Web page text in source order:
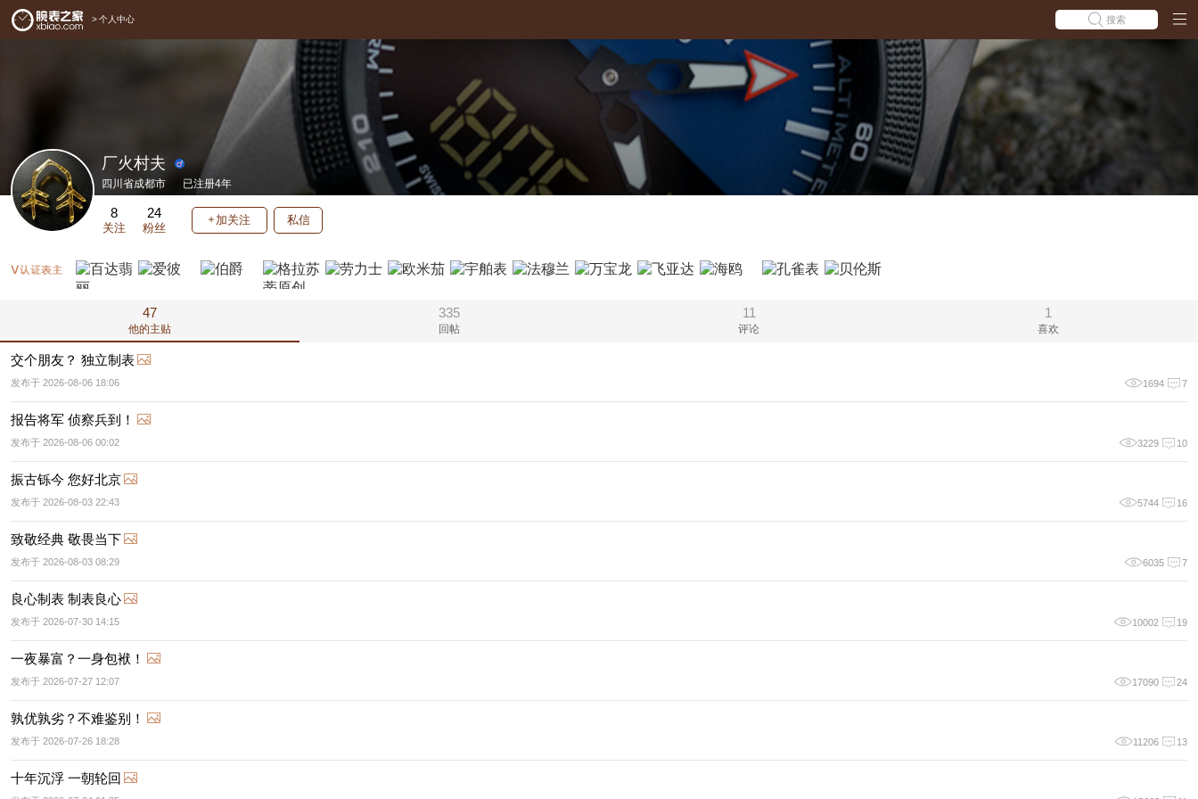
> 个人中心 搜索
厂火村夫
四川省成都市 已注册4年
8
关注
24
粉丝
加关注 私信
47
他的主贴
335
回帖
11
评论
1
喜欢
交个朋友？ 独立制表
发布于 2026-08-06 18:06 1694 7
报告将军 侦察兵到！
发布于 2026-08-06 00:02 3229 10
振古铄今 您好北京
发布于 2026-08-03 22:43 5744 16
致敬经典 敬畏当下
发布于 2026-08-03 08:29 6035 7
良心制表 制表良心
发布于 2026-07-30 14:15 10002 19
一夜暴富？一身包袱！
发布于 2026-07-27 12:07 17090 24
孰优孰劣？不难鉴别！
发布于 2026-07-26 18:28 11206 13
十年沉浮 一朝轮回